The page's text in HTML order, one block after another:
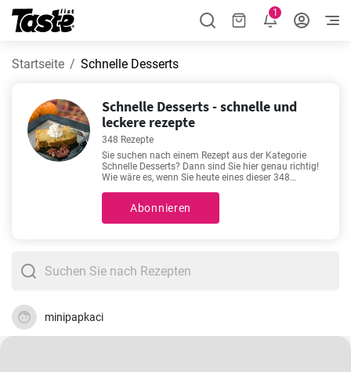
1
Startseite Schnelle Desserts
Schnelle Desserts - schnelle und
leckere rezepte
348 Rezepte
Sie suchen nach einem Rezept aus der Kategorie
Schnelle Desserts? Dann sind Sie hier genau richtig!
Wie wäre es, wenn Sie heute eines dieser 348
guten Rezept? Die Zubereitungszeit für die folgenden
Rezepte beträgt 2 - 50 Minuten. Sie finden zu jedem
Waffeln
Pfannkuchen Grundrezept einfach
Weihnachtsdessert Bratapfel
Abonnieren
minipapkaci